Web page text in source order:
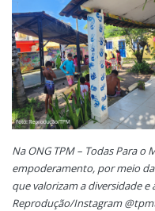
Na ONG TPM – Todas Para o
empoderamento, por meio
que valorizam a diversidade e
Reprodução/Instagram